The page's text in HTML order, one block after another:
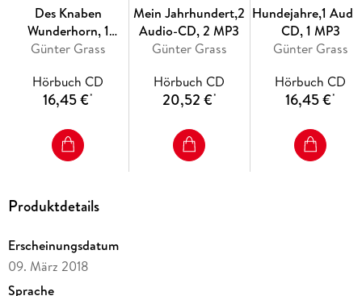
Des Knaben
Wunderhorn, 1
Audio-CD, 1 MP3
Günter Grass
Hörbuch CD
16,45 €*
Mein Jahrhundert,2
Audio-CD, 2 MP3
Günter Grass
Hörbuch CD
20,52 €*
Hundejahre,1
CD, 1 MP3
Günter Grass
Hörbuch CD
16,45 €*
Produktdetails
Erscheinungsdatum
09. März 2018
Sprache